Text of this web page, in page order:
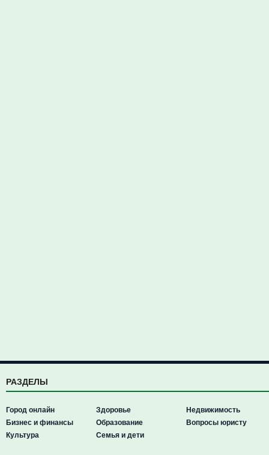
РАЗДЕЛЫ
Город онлайн
Бизнес и финансы
Культура
Здоровье
Образование
Семья и дети
Недвижимость
Вопросы юристу